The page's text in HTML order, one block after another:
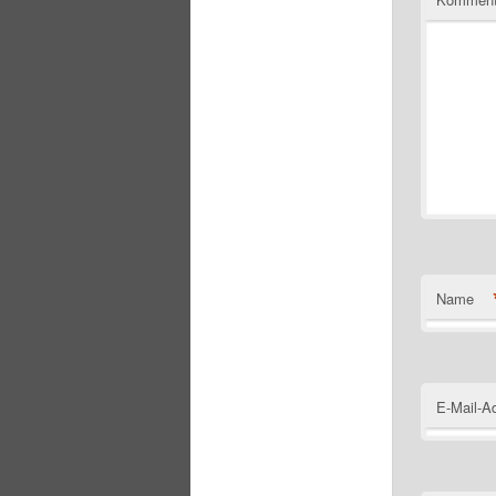
Name
E-Mail-